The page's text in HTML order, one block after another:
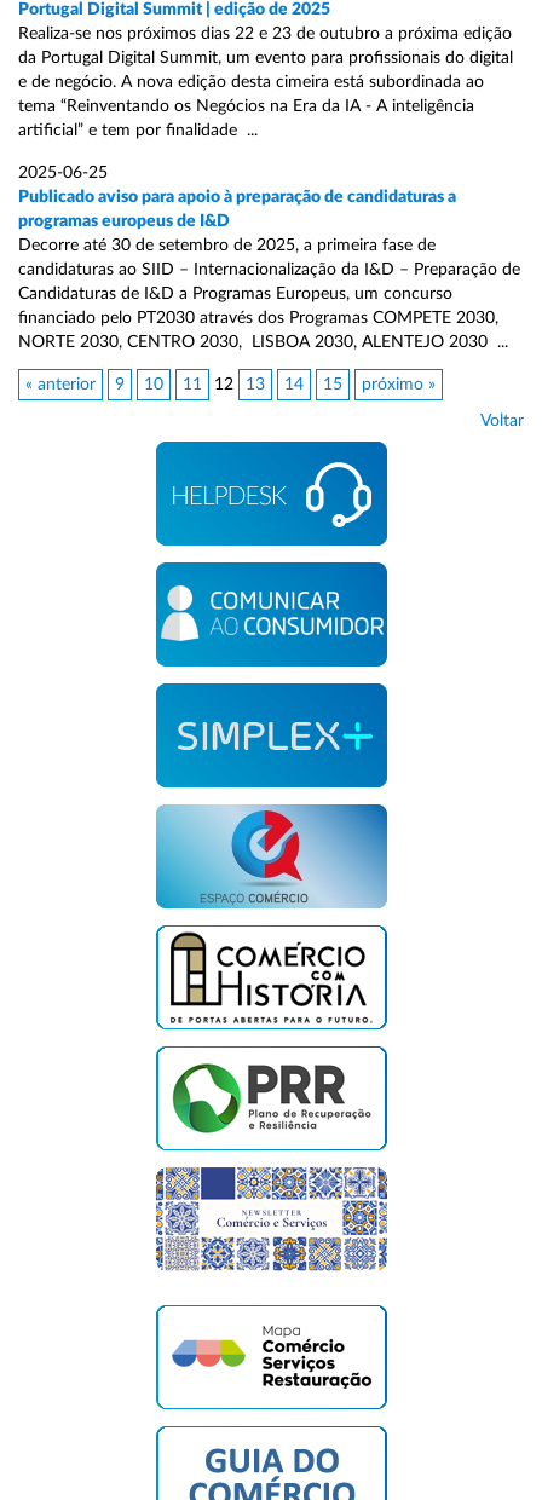
Portugal Digital Summit | edição de 2025
Realiza-se nos próximos dias 22 e 23 de outubro a próxima edição
da Portugal Digital Summit, um evento para profissionais do digital
e de negócio. A nova edição desta cimeira está subordinada ao
tema “Reinventando os Negócios na Era da IA - A inteligência
artificial” e tem por finalidade ...
2025-06-25
Publicado aviso para apoio à preparação de candidaturas a
programas europeus de I&D
Decorre até 30 de setembro de 2025, a primeira fase de
candidaturas ao SIID – Internacionalização da I&D – Preparação de
Candidaturas de I&D a Programas Europeus, um concurso
financiado pelo PT2030 através dos Programas COMPETE 2030,
NORTE 2030, CENTRO 2030, LISBOA 2030, ALENTEJO 2030 ...
« anterior 9 10 11 12 13 14 15 próximo »
Voltar